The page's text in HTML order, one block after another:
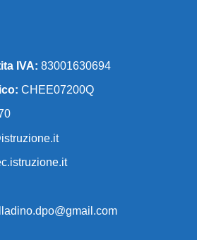
IVA: 83001630694
CHEE07200Q